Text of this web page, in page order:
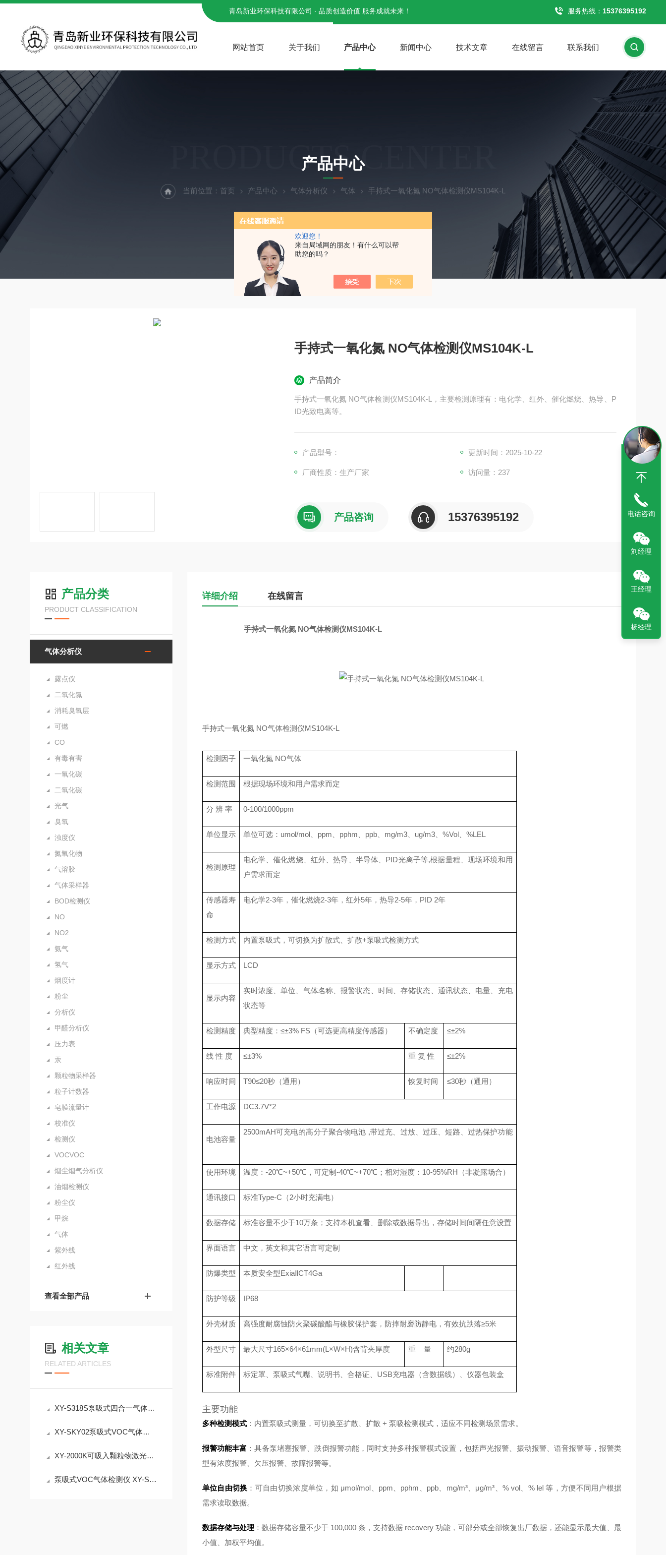
欢迎您！
来自局域网的朋友！有什么可以帮
助您的吗？
青岛新业环保科技有限公司 · 品质创造价值 服务成就未来！ 服务热线： 15376395192
网站首页 关于我们 产品中心 新闻中心 技术文章 在线留言 联系我们
PRODUCTS CENTER
产品中心
当前位置： 首页 产品中心 气体分析仪 气体 手持式一氧化氮 NO气体检测仪MS104K-L
手持式一氧化氮 NO气体检测仪MS104K-L
产品简介
手持式一氧化氮 NO气体检测仪MS104K-L，主要检测原理有：电化学、红外、催化燃烧、热导、P
ID光致电离等。
产品型号： 更新时间：2025-10-22
厂商性质：生产厂家 访问量：237
产品咨询 15376395192
产品分类
PRODUCT CLASSIFICATION
气体分析仪
露点仪
二氧化氮
消耗臭氧层
可燃
CO
有毒有害
一氧化碳
二氧化碳
光气
臭氧
浊度仪
氮氧化物
气溶胶
气体采样器
BOD检测仪
NO
NO2
氨气
氢气
烟度计
粉尘
分析仪
甲醛分析仪
压力表
汞
颗粒物采样器
粒子计数器
皂膜流量计
校准仪
检测仪
VOCVOC
烟尘烟气分析仪
油烟检测仪
粉尘仪
甲烷
气体
紫外线
红外线
查看全部产品
相关文章
RELATED ARTICLES
XY-S318S泵吸式四合一气体检测仪，彩色触摸屏Linux系统，支持北斗GPRS定位
XY-SKY02泵吸式VOC气体检测仪 挥发性有机物监测介绍
XY-2000K可吸入颗粒物激光粉尘仪可同时选测1-6种气体
泵吸式VOC气体检测仪 XY-SKY02,量程0~1000ppm可选
详细介绍 在线留言
手持式一氧化氮 NO气体检测仪MS104K-L
手持式一氧化氮 NO气体检测仪MS104K-L
检测因子 一氧化氮 NO气体
检测范围 根据现场环境和用户需求而定
分 辨 率 0-100/1000ppm
单位显示 单位可选： umol/mol、 ppm pphm ppb、 mg/m3、 ug/m3、 %Vol、 %LEL
检测原理
电化学、催化燃烧、红外、热导、半导体、 PID光离子等,根据量程、现场环境和用
户需求而定
传感器寿
命
电化学2-3年，催化燃烧2-3年，红外5年，热导2-5年，PID 2年
检测方式 内置泵吸式， 可切换为扩散式、扩散+泵吸式检测方式
显示方式 LCD
显示内容
实时浓度、单位、气体名称、报警状态 、时间、存储状态 通讯状态 、电量、充电
状态等
检测精度 典型精度： ≤±3% FS（可选更高精度传感器） 不确定度 ≤±2%
线 性 度 ≤±3% 重 复 性 ≤±2%
响应时间 T90≤20秒（通用 ） 恢复时间 ≤30秒（通用 ）
工作电源 DC3.7V*2
电池容量
2500mAH可充电的高分子聚合物电池 ,带过充、过放、过压、短路、过热保护功能
使用环境 温度： -20℃~+50℃ ， 可定制 -40℃~+70℃ ； 相对湿度： 10-95%RH （非凝露场合）
通讯接口 标准Type-C（2小时充满电）
数据存储 标准容量不少于10万条；支持本机查看、删除或数据导出，存储时间间隔任意设置
界面语言 中文， 英文和其它语言可定制
防爆类型 本质安全型ExiaⅡCT4Ga
防护等级 IP68
外壳材质 高强度耐腐蚀防火聚碳酸酯与橡胶保护套，防摔耐磨防静电，有效抗跌落≥5米
外型尺寸 最大尺寸165×64×61mm(L×W×H)含背夹厚度 重 量 约280g
标准附件 标定罩、泵吸式气嘴、 说明书、合格证、 USB充电器（含数据线）、仪器包装盒
主要功能
多种检测模式：内置泵吸式测量，可切换至扩散、扩散 + 泵吸检测模式，适应不同检测场景需求。
报警功能丰富 ：具备泵堵塞报警、跌倒报警功能，同时支持多种报警模式设置，包括声光报警、振动报警、语音报警等，报警类
型有浓度报警、欠压报警、故障报警等。
单位自由切换 ：可自由切换浓度单位，如 μmol/mol、ppm、pphm、ppb、mg/m³、μg/m³、% vol、% lel 等，方便不同用户根据
需求读取数据。
数据存储与处理：数据存储容量不少于 100,000 条，支持数据 recovery 功能，可部分或全部恢复出厂数据，还能显示最大值、最
小值、加权平均值。
电话咨询
刘经理
王经理
杨经理